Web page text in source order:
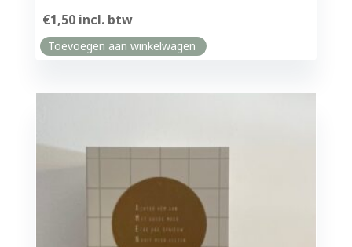
€1,50 incl. btw
Toevoegen aan winkelwagen